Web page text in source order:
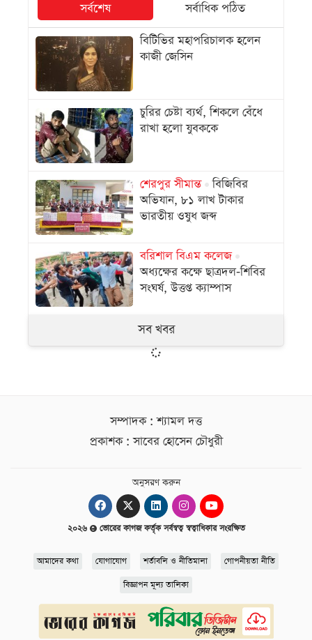
সর্বশেষ
সর্বাধিক পঠিত
বিটিভির মহাপরিচালক হলেন
কাজী জেসিন
চুরির চেষ্টা ব্যর্থ, শিকলে বেঁধে
রাখা হলো যুবককে
শেরপুর সীমান্ত
বিজিবির
অভিযান, ৮১ লাখ টাকার
ভারতীয় ওষুধ জব্দ
বরিশাল বিএম কলেজ
অধ্যক্ষের কক্ষে ছাত্রদল-শিবির
সংঘর্ষ, উত্তপ্ত ক্যাম্পাস
সব খবর
সম্পাদক : শ্যামল দত্ত
প্রকাশক : সাবের হোসেন চৌধুরী
অনুসরণ করুন
২০২৬ ভোরের কাগজ কর্তৃক সর্বস্বত্ব স্বত্বাধিকার সংরক্ষিত
আমাদের কথা যোগাযোগ শর্তাবলি ও নীতিমালা গোপনীয়তা নীতি
বিজ্ঞাপন মূল্য তালিকা